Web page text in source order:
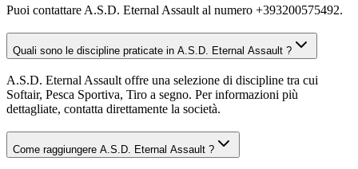
Puoi contattare A.S.D. Eternal Assault al numero +393200575492.
Quali sono le discipline praticate in A.S.D. Eternal Assault ?
A.S.D. Eternal Assault offre una selezione di discipline tra cui
Softair, Pesca Sportiva, Tiro a segno. Per informazioni più
dettagliate, contatta direttamente la società.
Come raggiungere A.S.D. Eternal Assault ?